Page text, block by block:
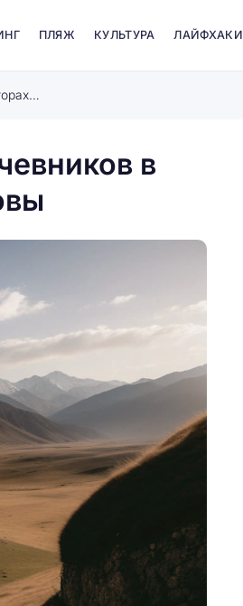
ПЛЯЖ КУЛЬТУРА ЛАЙФХАКИ
Исследование забытых троп древних кочевников в горах Центральной Азии: история и вызовы
в
— любовь под
Каталонии